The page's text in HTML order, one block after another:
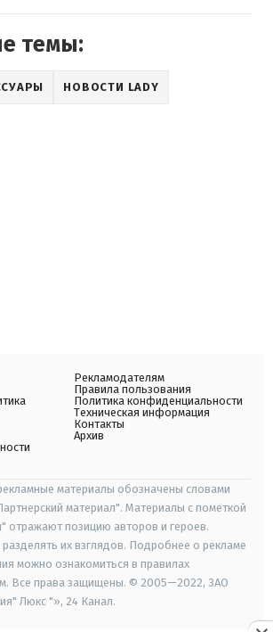
темы:
НОВОСТИ LADY
Рекламодателям
Правила пользования
Политика конфиденциальности
Техническая информация
Контакты
Архив
материалы обозначены словами
материал". Материалы с пометкой
отражают позицию авторов и героев.
их взглядов. Подробнее о рекламе
можно ознакомиться в правилах
Все права защищены. © 2005—2022, ЗАО
Люкс "», 24 Канал.